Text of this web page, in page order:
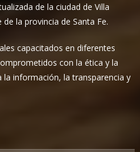
de la ciudad de Villa
la provincia de Santa Fe.
capacitados en diferentes
con la ética y la
la información, la transparencia y